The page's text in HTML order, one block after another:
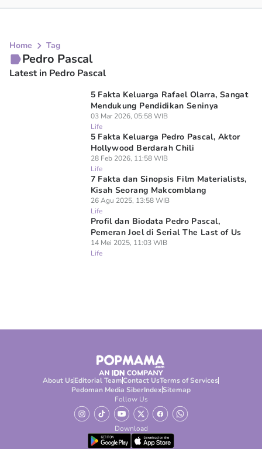
Home Tag
Pedro Pascal
Latest in Pedro Pascal
5 Fakta Keluarga Rafael Olarra, Sangat
Mendukung Pendidikan Seninya
03 Mar 2026, 05:58 WIB
Life
5 Fakta Keluarga Pedro Pascal, Aktor
Hollywood Berdarah Chili
28 Feb 2026, 11:58 WIB
Life
7 Fakta dan Sinopsis Film Materialists,
Kisah Seorang Makcomblang
26 Agu 2025, 13:58 WIB
Life
Profil dan Biodata Pedro Pascal,
Pemeran Joel di Serial The Last of Us
14 Mei 2025, 11:03 WIB
Life
About UsEditorial TeamContact UsTerms of Services
Pedoman Media SiberIndexSitemap
Follow Us
Download